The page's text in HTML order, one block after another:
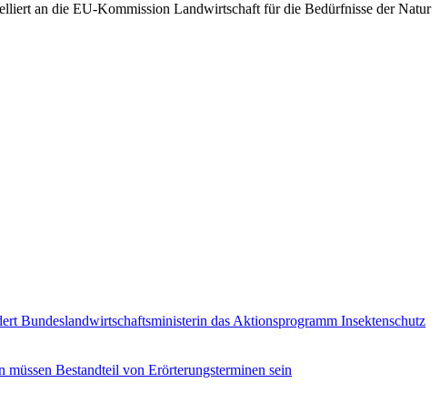
an die EU-Kommission Landwirtschaft für die Bedürfnisse der Natur
Bundeslandwirtschaftsministerin das Aktionsprogramm Insektenschutz
Bestandteil von Erörterungsterminen sein